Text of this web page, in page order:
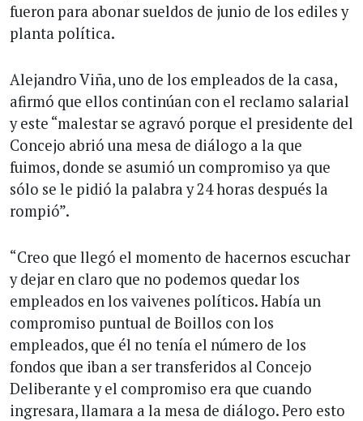
fueron para abonar sueldos de junio de los ediles y
planta política.
Alejandro Viña, uno de los empleados de la casa,
afirmó que ellos continúan con el reclamo salarial
y este “malestar se agravó porque el presidente del
Concejo abrió una mesa de diálogo a la que
fuimos, donde se asumió un compromiso ya que
sólo se le pidió la palabra y 24 horas después la
rompió”.
“Creo que llegó el momento de hacernos escuchar
y dejar en claro que no podemos quedar los
empleados en los vaivenes políticos. Había un
compromiso puntual de Boillos con los
empleados, que él no tenía el número de los
fondos que iban a ser transferidos al Concejo
Deliberante y el compromiso era que cuando
ingresara, llamara a la mesa de diálogo. Pero esto